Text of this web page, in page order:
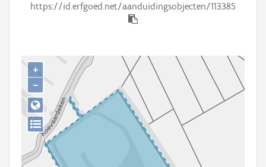
Gebeurtenis
Downloads
Hergebruik
Aanmelden
https://id.erfgoed.net/aanduidingsobjecten/113385
+
−